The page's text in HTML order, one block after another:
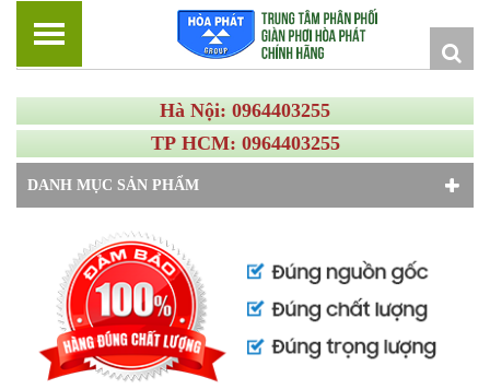
Hà Nội: 0964403255
TP HCM: 0964403255
DANH MỤC SẢN PHẨM